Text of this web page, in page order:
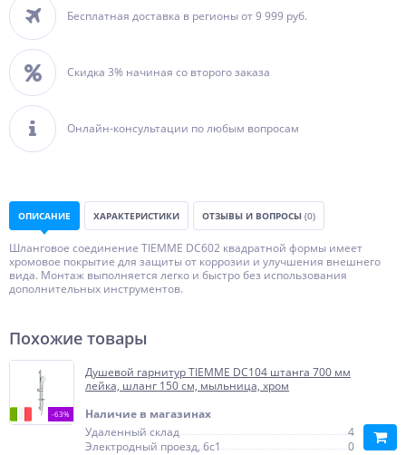
Бесплатная доставка в регионы от 9 999 руб.
Скидка 3% начиная со второго заказа
Онлайн-консультации по любым вопросам
ОПИСАНИЕ ХАРАКТЕРИСТИКИ ОТЗЫВЫ И ВОПРОСЫ (0)
Шланговое соединение TIEMME DC602 квадратной формы имеет
хромовое покрытие для защиты от коррозии и улучшения внешнего
вида. Монтаж выполняется легко и быстро без использования
дополнительных инструментов.
Похожие товары
-63%
Душевой гарнитур TIEMME DC104 штанга 700 мм
лейка, шланг 150 см, мыльница, хром
Наличие в магазинах
Удаленный склад
4
Электродный проезд, 6с1
0